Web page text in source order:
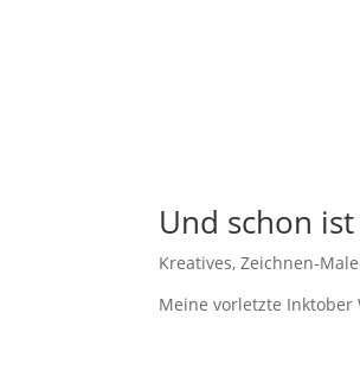
Und schon
Kreatives,Zeichnen-
Meine vorletzte Inktober